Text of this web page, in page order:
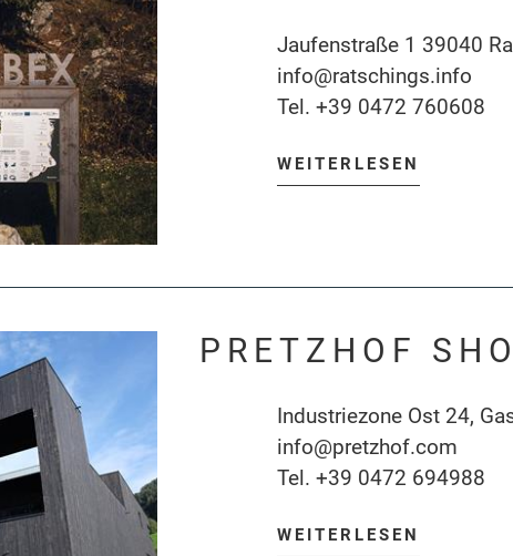
Jaufenstraße 1 39040
info@ratschings.info
Tel. +39 0472 760608
WEITERLESEN
PRETZHOF
Industriezone Ost 24,
info@pretzhof.com
Tel. +39 0472 694988
WEITERLESEN